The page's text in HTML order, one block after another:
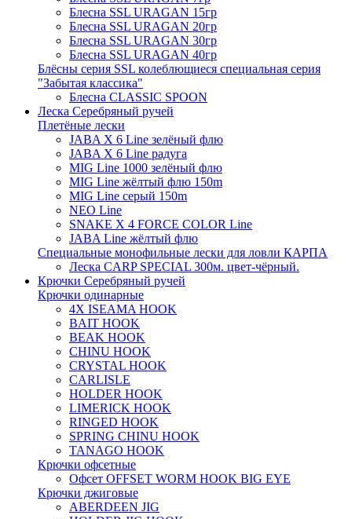
Блесна SSL URAGAN 15гр
Блесна SSL URAGAN 20гр
Блесна SSL URAGAN 30гр
Блесна SSL URAGAN 40гр
Блёсны серия SSL колеблющиеся специальная серия
"Забытая классика"
Блесна CLASSIC SPOON
Леска Серебряный ручей
Плетёные лески
JABA X 6 Line зелёный флю
JABA X 6 Line радуга
MIG Line 1000 зелёный флю
MIG Line жёлтый флю 150m
MIG Line серый 150m
NEO Line
SNAKE X 4 FORCE COLOR Line
JABA Line жёлтый флю
Специальные монофильные лески для ловли КАРПА
Леска CARP SPECIAL 300м. цвет-чёрный.
Крючки Серебряный ручей
Крючки одинарные
4X ISEAMA HOOK
BAIT HOOK
BEAK HOOK
CHINU HOOK
CRYSTAL HOOK
CARLISLE
HOLDER HOOK
LIMERICK HOOK
RINGED HOOK
SPRING CHINU HOOK
TANAGO HOOK
Крючки офсетные
Офсет OFFSET WORM HOOK BIG EYE
Крючки джиговые
ABERDEEN JIG